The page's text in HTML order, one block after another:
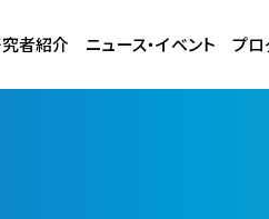
者紹介 ニュース・イベント プロ